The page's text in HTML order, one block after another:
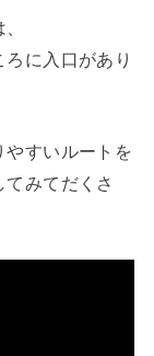
に入口があり
やすいルートを
みてだくさ